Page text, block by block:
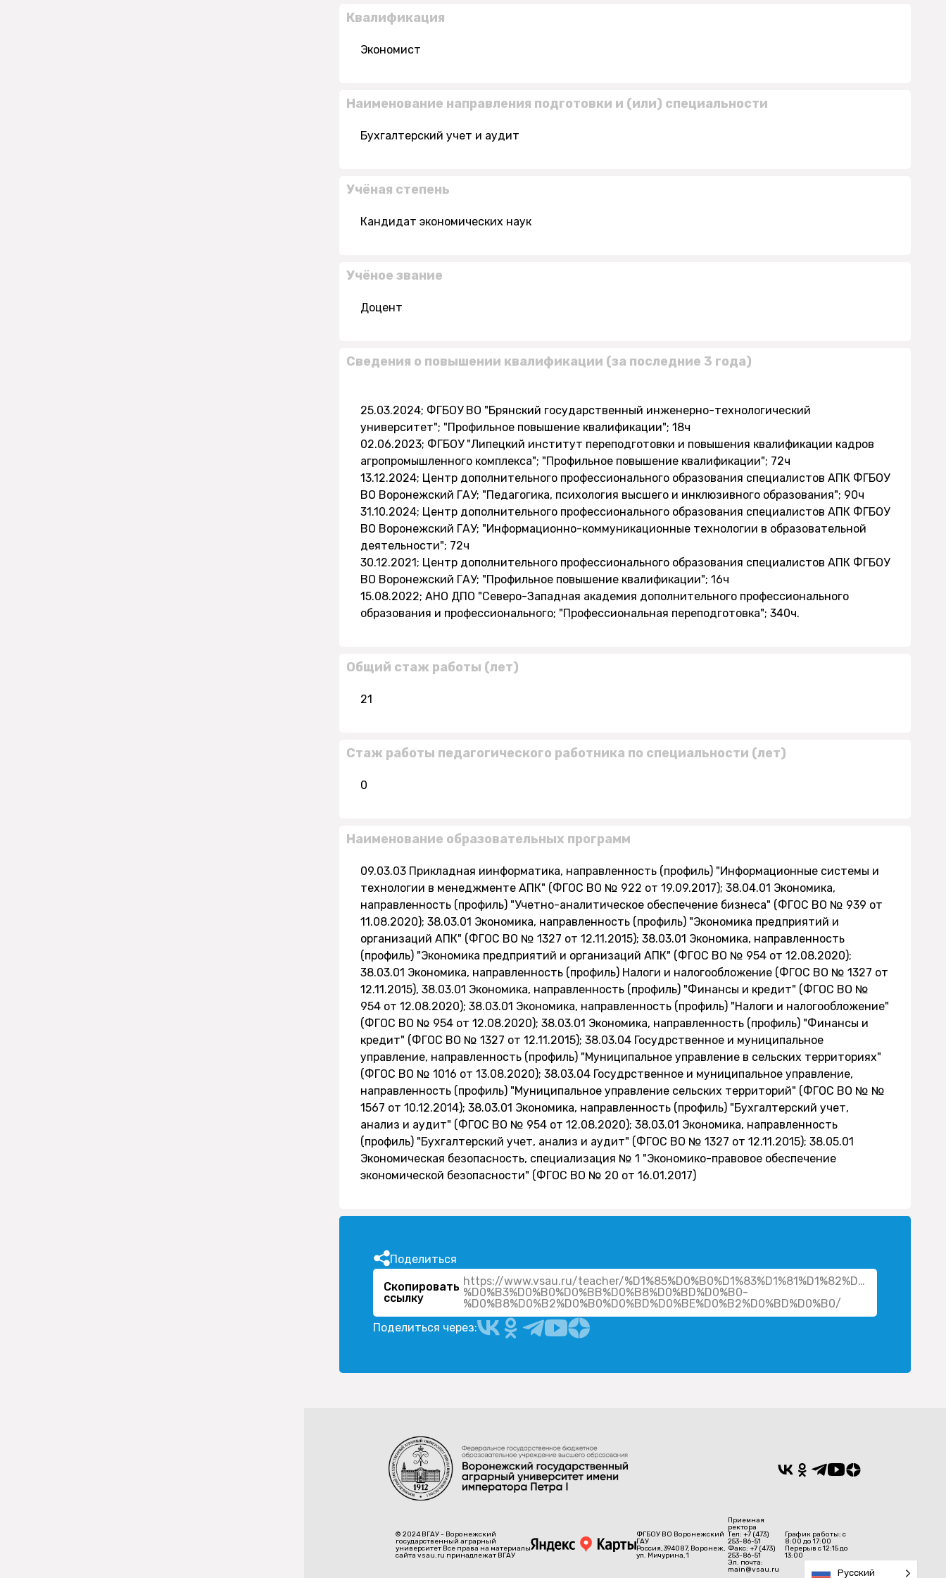
Квалификация
Экономист
Наименование направления подготовки и (или) специальности
Бухгалтерский учет и аудит
Учёная степень
Кандидат экономических наук
Учёное звание
Доцент
Сведения о повышении квалификации (за последние 3 года)
25.03.2024; ФГБОУ ВО "Брянский государственный инженерно-технологический
университет"; "Профильное повышение квалификации"; 18ч
02.06.2023; ФГБОУ "Липецкий институт переподготовки и повышения квалификации кадров
агропромышленного комплекса"; "Профильное повышение квалификации"; 72ч
13.12.2024; Центр дополнительного профессионального образования специалистов АПК ФГБОУ
ВО Воронежский ГАУ; "Педагогика, психология высшего и инклюзивного образования"; 90ч
31.10.2024; Центр дополнительного профессионального образования специалистов АПК ФГБОУ
ВО Воронежский ГАУ; "Информационно-коммуникационные технологии в образовательной
деятельности"; 72ч
30.12.2021; Центр дополнительного профессионального образования специалистов АПК ФГБОУ
ВО Воронежский ГАУ; "Профильное повышение квалификации"; 16ч
15.08.2022; АНО ДПО "Северо-Западная академия дополнительного профессионального
образования и профессионального; "Профессиональная переподготовка"; 340ч.
Общий стаж работы (лет)
21
Стаж работы педагогического работника по специальности (лет)
0
Наименование образовательных программ
09.03.03 Прикладная иинформатика, направленность (профиль) "Информационные системы и
технологии в менеджменте АПК" (ФГОС ВО № 922 от 19.09.2017); 38.04.01 Экономика,
направленность (профиль) "Учетно-аналитическое обеспечение бизнеса" (ФГОС ВО № 939 от
11.08.2020); 38.03.01 Экономика, направленность (профиль) "Экономика предприятий и
организаций АПК" (ФГОС ВО № 1327 от 12.11.2015); 38.03.01 Экономика, направленность
(профиль) "Экономика предприятий и организаций АПК" (ФГОС ВО № 954 от 12.08.2020);
38.03.01 Экономика, направленность (профиль) Налоги и налогообложение (ФГОС ВО № 1327 от
12.11.2015), 38.03.01 Экономика, направленность (профиль) "Финансы и кредит" (ФГОС ВО №
954 от 12.08.2020); 38.03.01 Экономика, направленность (профиль) "Налоги и налогообложение"
(ФГОС ВО № 954 от 12.08.2020); 38.03.01 Экономика, направленность (профиль) "Финансы и
кредит" (ФГОС ВО № 1327 от 12.11.2015); 38.03.04 Госудрственное и муниципальное
управление, направленность (профиль) "Муниципальное управление в сельских территориях"
(ФГОС ВО № 1016 от 13.08.2020); 38.03.04 Госудрственное и муниципальное управление,
направленность (профиль) "Муниципальное управление сельских территорий" (ФГОС ВО № №
1567 от 10.12.2014); 38.03.01 Экономика, направленность (профиль) "Бухгалтерский учет,
анализ и аудит" (ФГОС ВО № 954 от 12.08.2020); 38.03.01 Экономика, направленность
(профиль) "Бухгалтерский учет, анализ и аудит" (ФГОС ВО № 1327 от 12.11.2015); 38.05.01
Экономическая безопасность, специализация № 1 "Экономико-правовое обеспечение
экономической безопасности" (ФГОС ВО № 20 от 16.01.2017)
Поделиться
Скопировать
ссылку
https://www.vsau.ru/teacher/
%D0%B3%D0%B0%D0%BB%D0%B8%D0%BD%D0%B0-
%D0%B8%D0%B2%D0%B0%D0%BD%D0%BE%D0%B2%D0%BD%D0%B0/
Поделиться через:
© 2024 ВГАУ - Воронежский
государственный аграрный
университет Все права на материалы
сайта vsau.ru принадлежат ВГАУ
ФГБОУ ВО Воронежский
ГАУ
Россия, 394087, Воронеж,
ул. Мичурина, 1
Приемная
ректора
Тел: +7 (473)
253-86-51
Факс: +7 (473)
253-86-51
Эл. почта:
main@vsau.ru
График работы: с
8:00 до 17:00
Перерыв с 12:15 до
13:00
Русский